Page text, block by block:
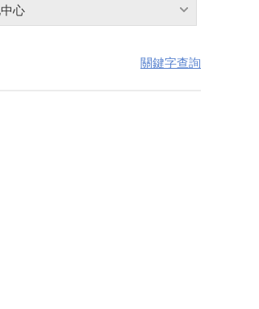
心
關鍵字查詢